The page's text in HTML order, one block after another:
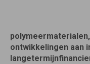
ontwikkelingen aan